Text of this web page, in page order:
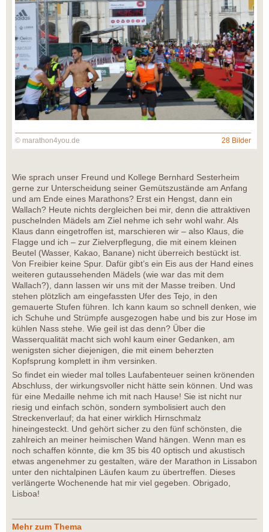
© marathon4you.de 28 Bilder
Wie sprach unser Freund und Kollege Bernhard Sesterheim
gerne zur Unterscheidung seiner Gemütszustände am Anfang
und am Ende eines Marathons? Erst ein Hengst, dann ein
Wallach? Heute nichts dergleichen bei mir, denn die attraktiven
puschelnden Mädels am Ziel nehme ich sehr wohl wahr. Als
Klaus dann eingetroffen ist, marschieren wir – also Klaus, die
Flagge und ich – zur Zielverpflegung, die mit einem kleinen
Beutel (Wasser, Kakao, Banane) nicht überreich bestückt ist.
Von Freibier keine Spur. Dafür gibt’s ein Eis aus der Hand eines
weiteren gutaussehenden Mädels (wie war das mit dem
Wallach?), dann lassen wir uns mit der Masse treiben. Und
stehen plötzlich am eingefassten Ufer des Tejo, in den
gemauerte Stufen führen. Ich kann kaum so schnell denken, wie
ich Schuhe und Strümpfe ausgezogen habe und bis zur Hose im
kühlen Nass stehe. Wie geil ist das denn? Über die
Wasserqualität macht sich wohl kaum einer Gedanken, am
wenigsten sicher diejenigen, die mit einem beherzten
Kopfsprung komplett in ihm versinken.
So findet ein wieder mal tolles Laufabenteuer seinen krönenden
Abschluss, der wirkungsvoller nicht hätte sein können. Und was
für eine Medaille nehme ich mit nach Hause! Sie ist nicht nur
riesig und einfach schön, sondern symbolisiert auch den
Streckenverlauf; da hat einer wirklich Hirnschmalz
hineingesteckt. Und gehört sicher zu den fünf schönsten, die
zahlreich an meiner heimischen Wand hängen. Wenn man es
noch schaffen könnte, die km 35 bis 40 optisch und akustisch
etwas angenehmer zu gestalten, wäre der Marathon in Lissabon
unter den nichtalpinen Läufen kaum zu übertreffen. Dieses
verlängerte Wochenende hat mir viel gegeben. Obrigado,
Lisboa!
Mehr zum Thema